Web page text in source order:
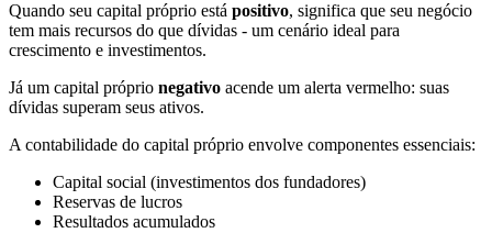
Quando seu capital próprio está positivo, significa que seu negócio
tem mais recursos do que dívidas - um cenário ideal para
crescimento e investimentos.
Já um capital próprio negativo acende um alerta vermelho: suas
dívidas superam seus ativos.
A contabilidade do capital próprio envolve componentes essenciais:
Capital social (investimentos dos fundadores)
Reservas de lucros
Resultados acumulados